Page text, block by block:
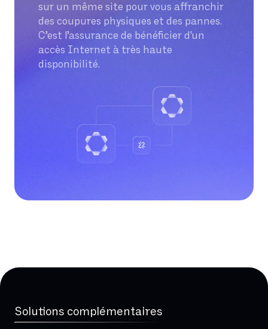
sur un même site pour vous affranchir
des coupures physiques et des pannes.
C’est l’assurance de bénéficier d'un
accès Internet à très haute
disponibilité.
Solutions complémentaires